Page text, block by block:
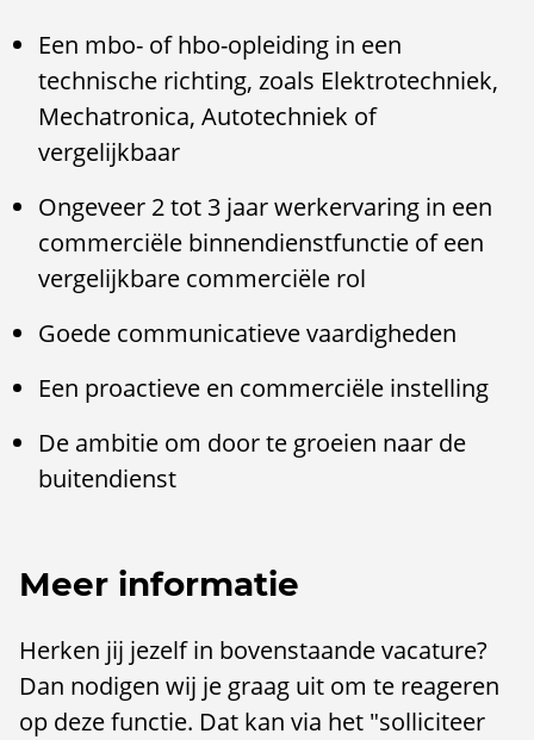
Een mbo- of hbo-opleiding in een
technische richting, zoals Elektrotechniek,
Mechatronica, Autotechniek of
vergelijkbaar
Ongeveer 2 tot 3 jaar werkervaring in een
commerciële binnendienstfunctie of een
vergelijkbare commerciële rol
Goede communicatieve vaardigheden
Een proactieve en commerciële instelling
De ambitie om door te groeien naar de
buitendienst
Meer informatie
Herken jij jezelf in bovenstaande vacature?
Dan nodigen wij je graag uit om te reageren
op deze functie. Dat kan via het "solliciteer